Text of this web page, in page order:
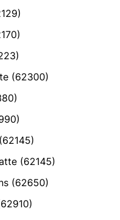
(62300)
(62145)
(62650)